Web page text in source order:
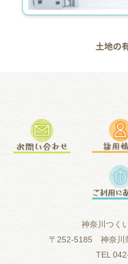
土地の
神奈川つく
〒252-5185 神奈川
TEL